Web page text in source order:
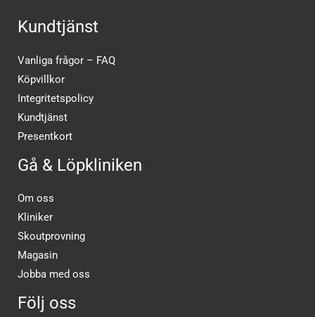
Kundtjänst
Vanliga frågor – FAQ
Köpvillkor
Integritetspolicy
Kundtjänst
Presentkort
Gå & Löpkliniken
Om oss
Kliniker
Skoutprovning
Magasin
Jobba med oss
Följ oss